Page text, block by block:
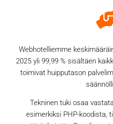
Webhotelliemme
2025 yli 99,99 % sisältäen
toimivat huipputason
Tekninen tuki osaa
esimerkiksi PHP-koodista,